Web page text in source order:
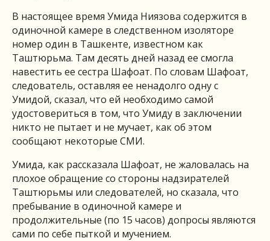
В настоящее время Умида Ниязова содержится в
одиночной камере в следственном изоляторе
номер один в Ташкенте, известном как
Таштюрьма. Там десять дней назад ее смогла
навестить ее сестра Шафоат. По словам Шафоат,
следователь, оставляя ее ненадолго одну с
Умидой, сказал, что ей необходимо самой
удостовериться в том, что Умиду в заключении
никто не пытает и не мучает, как об этом
сообщают некоторые СМИ.
Умида, как рассказала Шафоат, не жаловалась на
плохое обращение со стороны надзирателей
Таштюрьмы или следователей, но сказала, что
пребывание в одиночной камере и
продолжительные (по 15 часов) допросы являются
сами по себе пыткой и мучением.